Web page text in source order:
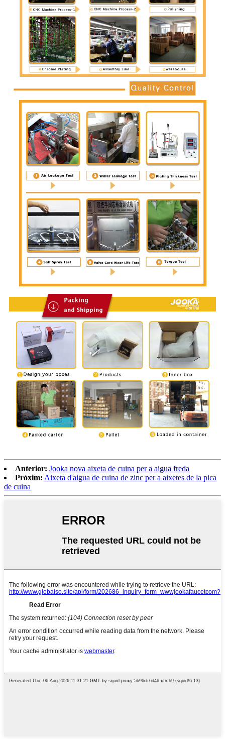
Anterior: Jooka nova aixeta de cuina per a aigua freda
Pròxim: Aixeta d'aigua de cuina de zinc per a aixetes de la pica
de cuina